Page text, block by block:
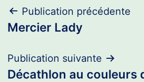
Navigation
de
l’article
Publication précédente
Mercier Lady
Publication suivante
Décathlon au couleurs